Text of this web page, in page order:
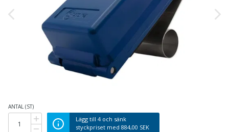
ANTAL (ST)
Lägg till 4och sänk
styckpriset med 884,00 SEK